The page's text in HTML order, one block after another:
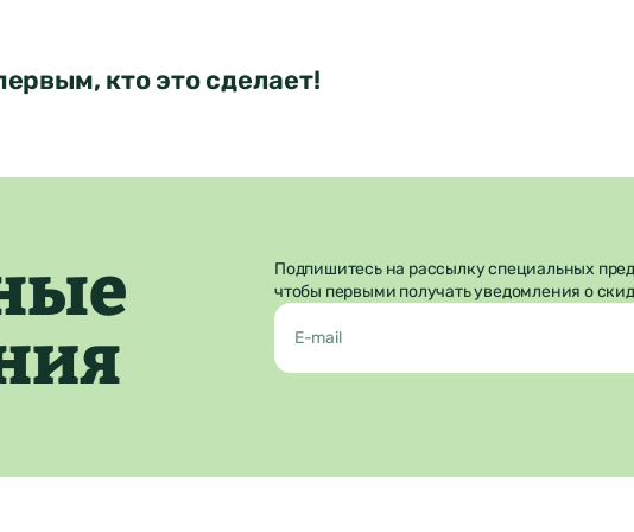
кто это сделает!
Подпишитесь на рассылку специальных
чтобы первыми получать уведомления о